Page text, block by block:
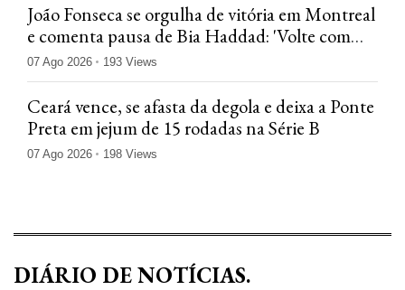
João Fonseca se orgulha de vitória em Montreal
e comenta pausa de Bia Haddad: 'Volte com
tudo'
07 Ago 2026 193 Views
Ceará vence, se afasta da degola e deixa a Ponte
Preta em jejum de 15 rodadas na Série B
07 Ago 2026 198 Views
DIÁRIO DE NOTÍCIAS.